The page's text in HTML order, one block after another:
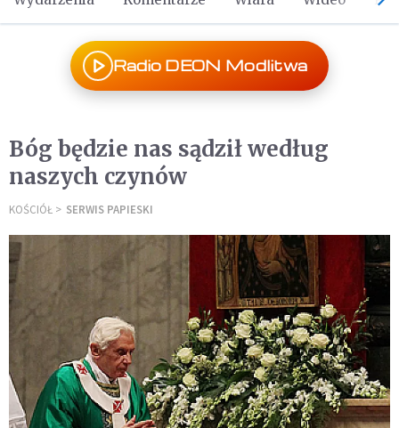
Radio DEON Modlitwa
Bóg będzie nas sądził według
naszych czynów
KOŚCIÓŁ SERWIS PAPIESKI